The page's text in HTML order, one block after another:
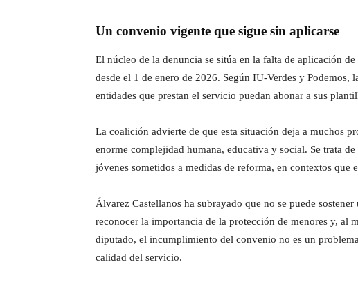
Un convenio vigente que sigue sin aplicarse
El núcleo de la denuncia se sitúa en la falta de aplicación
desde el 1 de enero de 2026. Según IU-Verdes y
entidades que prestan el servicio puedan abonar a sus
La coalición advierte de que esta situación deja a muchos
enorme complejidad humana, educativa y social. Se trata
jóvenes sometidos a medidas de reforma, en contextos
Álvarez Castellanos ha subrayado que no se puede
reconocer la importancia de la protección de menores y, al
diputado, el incumplimiento del convenio no es un
calidad del servicio.